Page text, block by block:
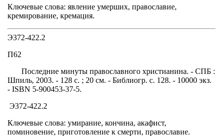
Ключевые слова: явление умерших, православие,
кремирование, кремация.
Э372-422.2
П62
Последние минуты православного христианина. - СПБ :
Шпиль, 2003. - 128 с. ; 20 см. - Библиогр. с. 128. - 10000 экз.
- ISBN 5-900453-37-5.
Э372-422.2
Ключевые слова: умирание, кончина, акафист,
поминовение, приготовление к смерти, православие.